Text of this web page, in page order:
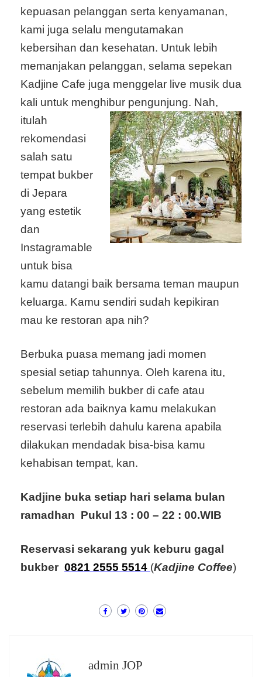
kepuasan pelanggan serta kenyamanan,
kami juga selalu mengutamakan
kebersihan dan kesehatan. Untuk lebih
memanjakan pelanggan, selama sepekan
Kadjine Cafe juga menggelar live musik dua
kali untuk menghibur pengunjung. Nah,
itulah
rekomendasi
salah satu
tempat bukber
di Jepara
yang estetik
dan
Instagramable
untuk bisa
kamu datangi baik bersama teman maupun
keluarga. Kamu sendiri sudah kepikiran
mau ke restoran apa nih?
Berbuka puasa memang jadi momen
spesial setiap tahunnya. Oleh karena itu,
sebelum memilih bukber di cafe atau
restoran ada baiknya kamu melakukan
reservasi terlebih dahulu karena apabila
dilakukan mendadak bisa-bisa kamu
kehabisan tempat, kan.
Kadjine buka setiap hari selama bulan
ramadhan Pukul 13 : 00 – 22 : 00.WIB
Reservasi sekarang yuk keburu gagal
bukber 0821 2555 5514 (Kadjine Coffee)
admin JOP